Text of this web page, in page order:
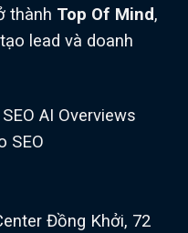
thành Top Of Mind,
lead và doanh
AI Overviews
SEO
Đồng Khởi, 72